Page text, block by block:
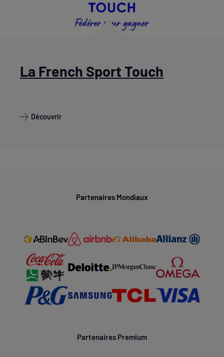
La French Sport Touch
Découvrir
Partenaires Mondiaux
Partenaires Premium